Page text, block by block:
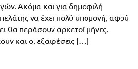
Ακόμα και για δημοφιλή
να έχει πολύ υπομονή, αφού
θα περάσουν αρκετοί μήνες.
και οι εξαιρέσεις […]